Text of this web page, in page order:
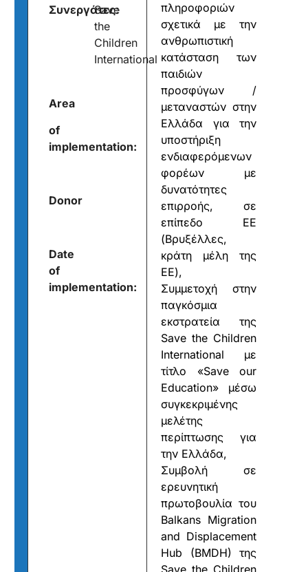
Συνεργάτες:
Save
the
Children
International
Area
of
implementation:
Donor
Date
of
implementation:
πληροφοριών
σχετικά με την
ανθρωπιστική
κατάσταση των
παιδιών
προσφύγων /
μεταναστών στην
Ελλάδα για την
υποστήριξη
ενδιαφερόμενων
φορέων με
δυνατότητες
επιρροής, σε
επίπεδο ΕΕ
(Βρυξέλλες,
κράτη μέλη της
ΕΕ),
Συμμετοχή στην
παγκόσμια
εκστρατεία της
Save the Children
International με
τίτλο «Save our
Education» μέσω
συγκεκριμένης
μελέτης
περίπτωσης για
την Ελλάδα,
Συμβολή σε
ερευνητική
πρωτοβουλία του
Balkans Migration
and Displacement
Hub (BMDH) της